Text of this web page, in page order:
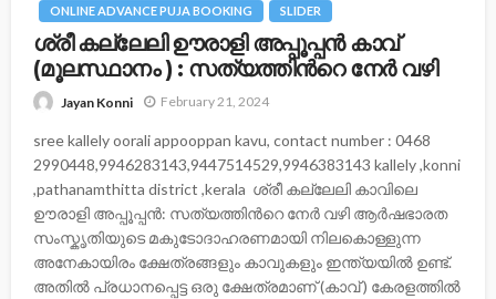
ONLINE ADVANCE PUJA BOOKING
SLIDER
ശ്രീ കല്ലേലി ഊരാളി അപ്പൂപ്പന്‍ കാവ്
(മൂലസ്ഥാനം ) : സത്യത്തിന്‍റെ നേര്‍ വഴി
Jayan Konni February 21, 2024
sree kallely oorali appooppan kavu, contact number : 0468
2990448,9946283143,9447514529,9946383143 kallely ,konni
,pathanamthitta district ,kerala ശ്രീ കല്ലേലി കാവിലെ
ഊരാളി അപ്പൂപ്പൻ: സത്യത്തിന്‍റെ നേര്‍ വഴി ആർഷഭാരത
സംസ്കൃതിയുടെ മകുടോദാഹരണമായി നിലകൊള്ളുന്ന
അനേകായിരം ക്ഷേത്രങ്ങളും കാവുകളും ഇന്ത്യയിൽ ഉണ്ട്.
അതിൽ പ്രധാനപ്പെട്ട ഒരു ക്ഷേത്രമാണ് (കാവ് ) കേരളത്തിൽ